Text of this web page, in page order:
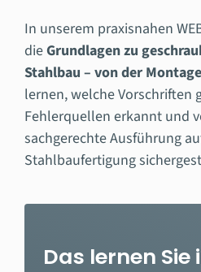
In unserem praxisnahen
dieGrundlagen zu
Stahlbau – von der
lernen, welche Vorschriften
Fehlerquellen erkannt und
sachgerechte Ausführung
Stahlbaufertigung
Das lernen